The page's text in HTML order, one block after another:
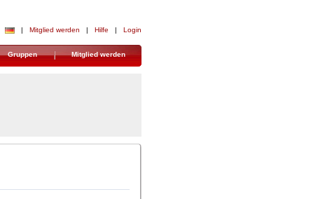
| Mitglied werden | Hilfe | Login
Gruppen Mitglied werden